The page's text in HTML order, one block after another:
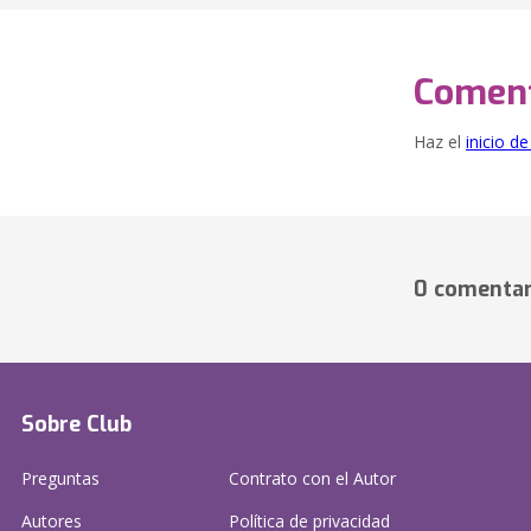
Haz el inicio
0
Sobre Club
Preguntas
Autores
Contrato con el Autor
Política de privacidad